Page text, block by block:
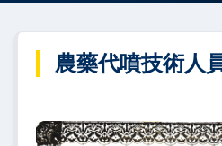
農藥代噴技術人